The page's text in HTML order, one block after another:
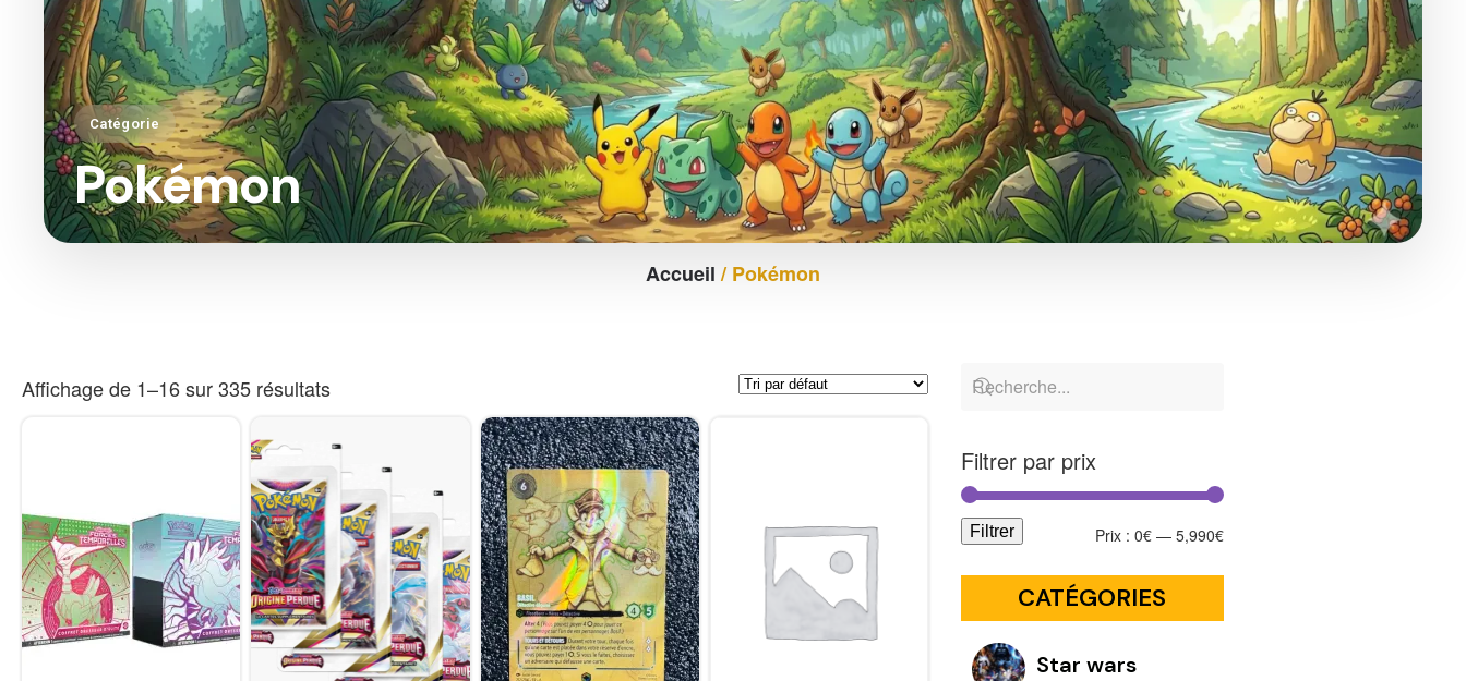
Catégorie
Pokémon
Accueil / Pokémon
Affichage de 1–16 sur 335 résultats
Filtrer par prix
Filtrer Prix : 0€— 5,990€
CATÉGORIES
Star wars